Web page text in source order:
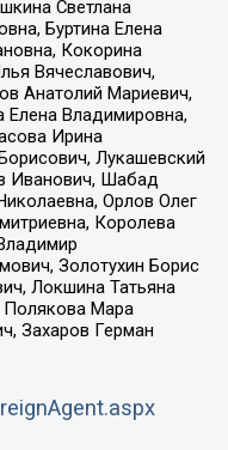
Светлана
Буртина Елена
Кокорина
Вячеславович,
Анатолий Мариевич,
Владимировна,
Ирина
Лукашевский
Иванович, Шабад
Орлов Олег
Королева
Золотухин Борис
Локшина Татьяна
Полякова Мара
Захаров Герман